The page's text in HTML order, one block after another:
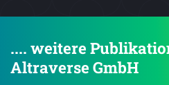
.... weitere
Altraverse GmbH